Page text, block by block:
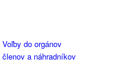
do orgánov
a náhradníkov